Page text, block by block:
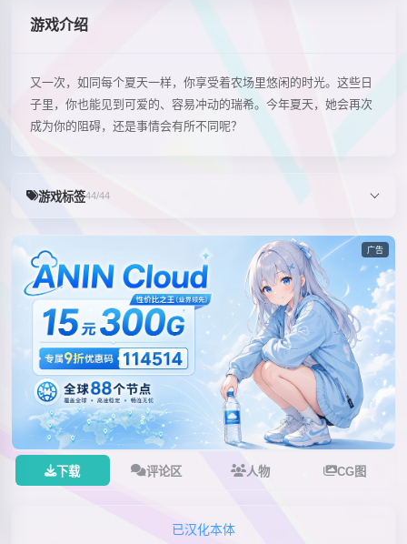
游戏介绍
又一次，如同每个夏天一样，你享受着农场里悠闲的时光。这些日
子里，你也能见到可爱的、容易冲动的瑞希。今年夏天，她会再次
成为你的阻碍，还是事情会有所不同呢？
游戏标签44/44
广告
下载 评论区 人物 CG图
已汉化本体